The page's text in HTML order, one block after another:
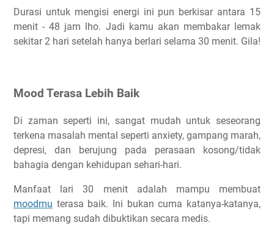
Durasi untuk mengisi energi ini pun berkisar antara 15
menit - 48 jam lho. Jadi kamu akan membakar lemak
sekitar 2 hari setelah hanya berlari selama 30 menit. Gila!
Mood Terasa Lebih Baik
Di zaman seperti ini, sangat mudah untuk seseorang
terkena masalah mental seperti anxiety, gampang marah,
depresi, dan berujung pada perasaan kosong/tidak
bahagia dengan kehidupan sehari-hari.
Manfaat lari 30 menit adalah mampu membuat
moodmu terasa baik. Ini bukan cuma katanya-katanya,
tapi memang sudah dibuktikan secara medis.